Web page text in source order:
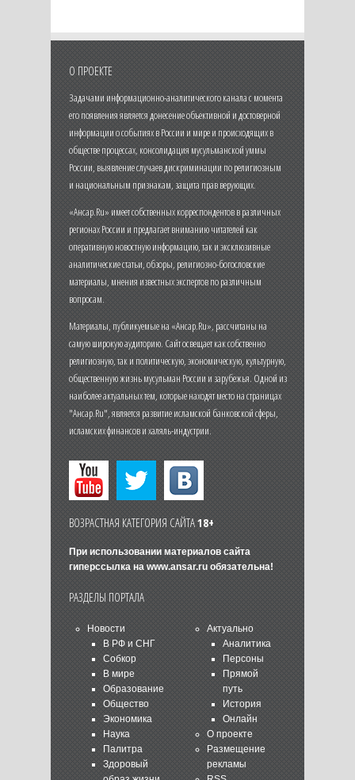
О ПРОЕКТЕ
Задачами информационно-аналитического канала с момента
его появления является донесение объективной и достоверной
информации о событиях в России и мире и происходящих в
обществе процессах, консолидация мусульманской уммы
России, выявление случаев дискриминации по религиозным
и национальным признакам, защита прав верующих.
«Ансар.Ru» имеет собственных корреспондентов в различных
регионах России и предлагает вниманию читателей как
оперативную новостную информацию, так и эксклюзивные
аналитические статьи, обзоры, религиозно-богословские
материалы, мнения известных экспертов по различным
вопросам.
Материалы, публикуемые на «Ансар.Ru», рассчитаны на
самую широкую аудиторию. Сайт освещает как собственно
религиозную, так и политическую, экономическую, культурную,
общественную жизнь мусульман России и зарубежья. Одной из
наиболее актуальных тем, которые находят место на страницах
"Ансар.Ru", является развитие исламской банковской сферы,
исламских финансов и халяль-индустрии.
ВОЗРАСТНАЯ КАТЕГОРИЯ САЙТА18+
При использовании материалов сайта
гиперссылка на www.ansar.ruобязательна!
РАЗДЕЛЫ ПОРТАЛА
Новости
В РФ и СНГ
Собкор
В мире
Образование
Общество
Экономика
Наука
Палитра
Здоровый
Актуально
Аналитика
Персоны
Прямой
путь
История
Онлайн
О проекте
Размещение
рекламы